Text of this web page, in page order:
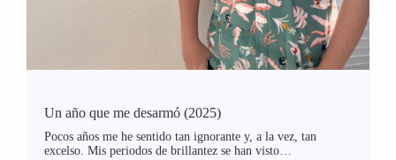
Un año que me desarmó (2025)
Pocos años me he sentido tan ignorante y, a la vez, tan
excelso. Mis periodos de brillantez se han visto…